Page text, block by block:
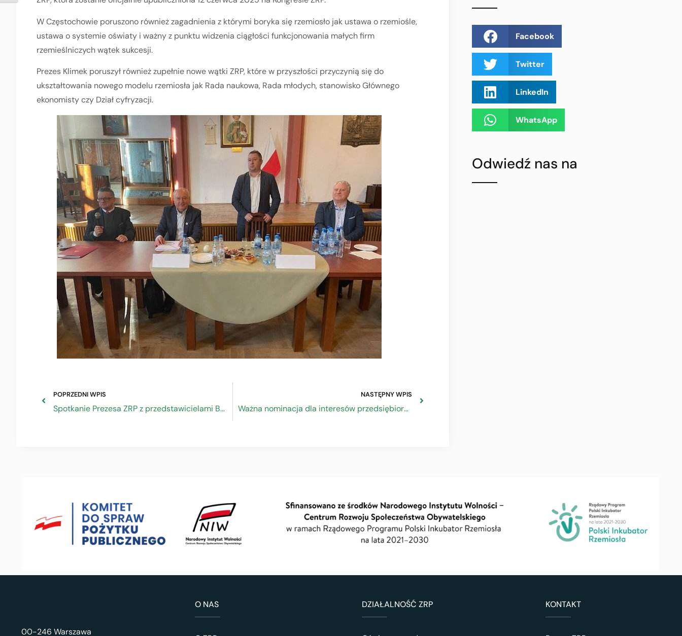
W Częstochowie poruszono również zagadnienia z którymi boryka się rzemiosło jak ustawa o rzemiośle,
ustawa o systemie oświaty i ważny z punktu widzenia ciągłości funkcjonowania małych firm
rzemieślniczych wątek sukcesji.
Prezes Klimek poruszył również zupełnie nowe wątki ZRP, które w przyszłości przyczynią się do
ukształtowania nowego modelu rzemiosła jak Rada naukowa, Rada młodych, stanowisko Głównego
ekonomisty czy Dział cyfryzacji.
POPRZEDNI WPIS
Spotkanie Prezesa ZRP z przedstawicielami Beskidzkiej Izby Rzemiosła i Przedsiębiorczości
NASTĘPNY WPIS
Ważna nominacja dla interesów przedsiębiorców
Facebook
Twitter
LinkedIn
WhatsApp
Odwiedź nas na
00-246 Warszawa
O NAS DZIAŁALNOŚĆ ZRP KONTAKT